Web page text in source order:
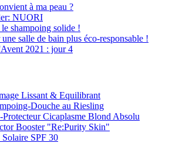
à ma peau ?
NUORI
shampoing solide !
salle de bain plus éco-responsable !
2021 : jour 4
Lissant & Equilibrant
Douche au Riesling
Protecteur Cicaplasme Blond Absolu
Booster "Re:Purity Skin"
SPF 30